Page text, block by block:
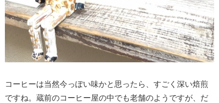
コーヒーは当然今っぽい味かと思ったら、すごく深い焙煎
ですね。蔵前のコーヒー屋の中でも老舗のようですが、だ